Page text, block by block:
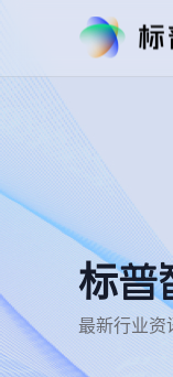
标普
最新行业资